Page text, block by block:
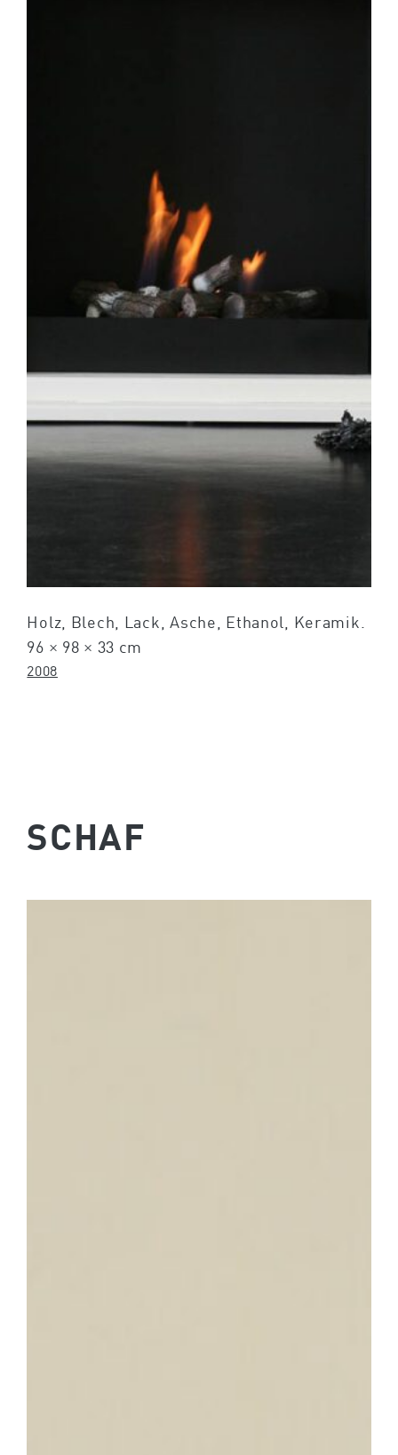
Holz, Blech, Lack, Asche, Ethanol, Keramik.
96 × 98 × 33 cm
2008
SCHAF